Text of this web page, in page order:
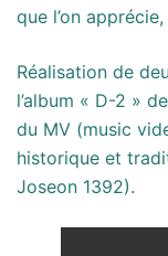
que l’on
Réalisation de
l’album « D-2 »
du MV (music
historique et
Joseon 1392).